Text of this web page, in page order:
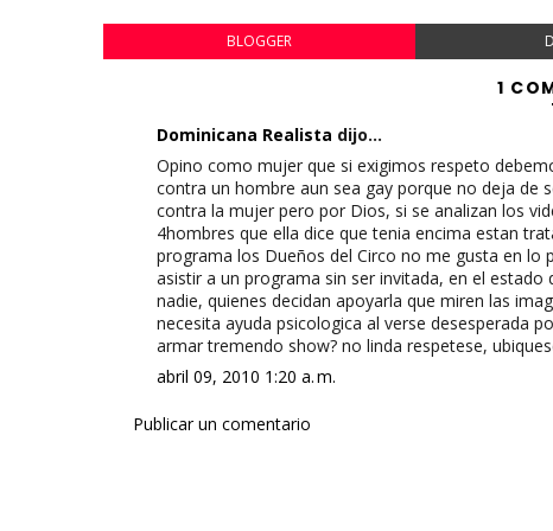
BLOGGER
1
Dominicana Realista dijo...
Opino como mujer que si exigimos respeto
contra un hombre aun sea gay porque no deja de
contra la mujer pero por Dios, si se analizan los
4hombres que ella dice que tenia encima estan
programa los Dueños del Circo no me gusta en
asistir a un programa sin ser invitada, en el
nadie, quienes decidan apoyarla que miren las
necesita ayuda psicologica al verse desesperada
armar tremendo show? no linda respetese,
abril 09, 2010 1:20 a. m.
Publicar un comentario